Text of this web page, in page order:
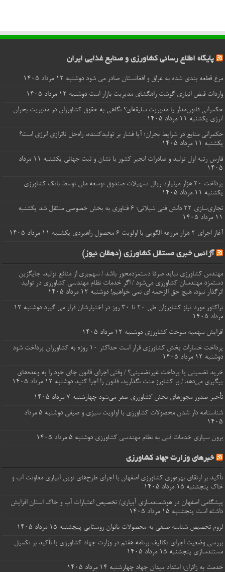
پایگاه اطلاع رسانی کشاورزی و صنایع غذایی ایران
مرغ قطعه‌ بندی شده به عراق و افغانستان صادر می شود دوشنبه ۱۲ مرداد ۱۴۰۵
واردات قبض‌ انباری گوشت راهگشای مدیریت بازار است دوشنبه ۱۲ مرداد ۱۴۰۵
حکمرانی قانون‌مدار یا مدیریت سلیقه‌ای؟ نگاهی به حقوق کشاورزان در مدیریت بحران
انرژی یکشنبه ۱۱ مرداد ۱۴۰۵
حکمرانی منابع در شرایط بحران؛ آیا فشار بر تولیدکننده، راه‌حل ناترازی انرژی است؟
یکشنبه ۱۱ مرداد ۱۴۰۵
فارس رتبه اول تولید و صادرات انجیر کشور با نشان و ثبت جهانی
یکشنبه ۱۱ مرداد
۱۴۰۵
پرداخت ۲۰ هزار میلیارد ریال تسهیلات صندوق توسعه ملی توسط بانک کشاورزی
یکشنبه ۱۱ مرداد ۱۴۰۵
تجاری‌سازی ۲۲ دانش فنی شیلاتی؛ ۶ فناوری به بخش خصوصی منتقل شد
یکشنبه
۱۱ مرداد ۱۴۰۵
آغاز اجرای ۲ هزار مزرعه الگویی با اولویت ۶ محصول راهبردی
یکشنبه ۱۱ مرداد ۱۴۰۵
آژانس خبری مستقل کشاورزی (دهقان نیوز)
مهندس کشاورزی نباید صرفا دستمزدمحور باشد / سهم‌بری از منافع تولید، جایگزین
دستمزد مهندسان کشاورزی می‌شود / اگر خدمات نظام مهندسی کشاورزی در تولید
اثرگذار نبود، هیچ حق الزحمه ای نمی خواهیم! دوشنبه ۱۲ مرداد ۱۴۰۵
تراکتور مورد نیاز کشاورزان طی ۲۰ تا ۳۰ روز در اختیارشان قرار می گیرد
دوشنبه ۱۲
مرداد ۱۴۰۵
افزایش سهمیه سوخت کشاورزی دوشنبه ۱۲ مرداد ۱۴۰۵
پرداخت خسارات‌ بخش کشاورزی قرار است حداکثر ۱۰ روزه به کشاورزان پرداخت شود
دوشنبه ۱۲ مرداد ۱۴۰۵
خرید تضمینی یا پرداخت غیرتضمینی؟ / وقتی اجرای قانون جای خود را به وعده‌های
پیگیری می‌دهد / بر کشاورز منت نگذارید، قانون را اجرا کنید دوشنبه ۱۲ مرداد ۱۴۰۵
تأخیر صدور مجوزهای بخش کشاورزی صفر می‌شود چهارشنبه ۷ مرداد ۱۴۰۵
شناسنامه‌ دار شدن محصولات کشاورزی با اولویت سبزی و صیفی
دوشنبه ۵ مرداد
۱۴۰۵
برون‌ سپاری خدمات فنی به نظام مهندسی کشاورزی دوشنبه ۵ مرداد ۱۴۰۵
خبرهای وزارت جهاد کشاورزی
تأکید بر ارتقای بهره‌وری کشاورزی اصفهان با اجرای طرح‌های نوین آبیاری معاونت آب و
خاک پنجشنبه ۱۵ مرداد ۱۴۰۵
پیشگامی اصفهان در هوشمندسازی آبیاری/ تخصیص اعتبارات آب و خاک استان افزایش
داشته است پنجشنبه ۱۵ مرداد ۱۴۰۵
لزوم تخصیص شناسه صنفی به محصولات بانوان روستایی پنجشنبه ۱۵ مرداد ۱۴۰۵
بررسی وضعیت اجرای تکالیف برنامه هفتم در وزارت جهاد کشاورزی با تأکید بر تکمیل
مستندسازی پنجشنبه ۱۵ مرداد ۱۴۰۵
خدمت به زائران؛ امتداد میدان جهاد چهارشنبه ۱۴ مرداد ۱۴۰۵